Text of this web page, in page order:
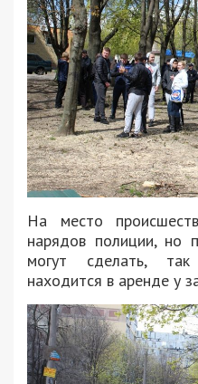
На место
нарядов полиции, но
могут сделать,
находится в аренде у